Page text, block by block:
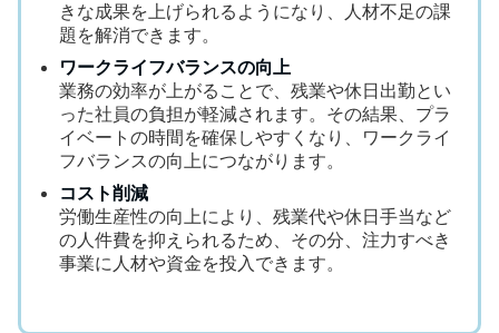
きな成果を上げられるようになり、人材不足の課
題を解消できます。
ワークライフバランスの向上
業務の効率が上がることで、残業や休日出勤とい
った社員の負担が軽減されます。その結果、プラ
イベートの時間を確保しやすくなり、ワークライ
フバランスの向上につながります。
コスト削減
労働生産性の向上により、残業代や休日手当など
の人件費を抑えられるため、その分、注力すべき
事業に人材や資金を投入できます。